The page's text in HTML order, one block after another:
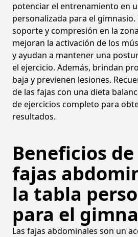
potenciar el entrenamiento en
personalizada para el
soporte y compresión en la
mejoran la activación de los
y ayudan a mantener una
el ejercicio. Además, brindan
baja y previenen lesiones.
de las fajas con una dieta
de ejercicios completo para
resultados.
Beneficios
fajas
la tabla
para el
Las fajas abdominales son un